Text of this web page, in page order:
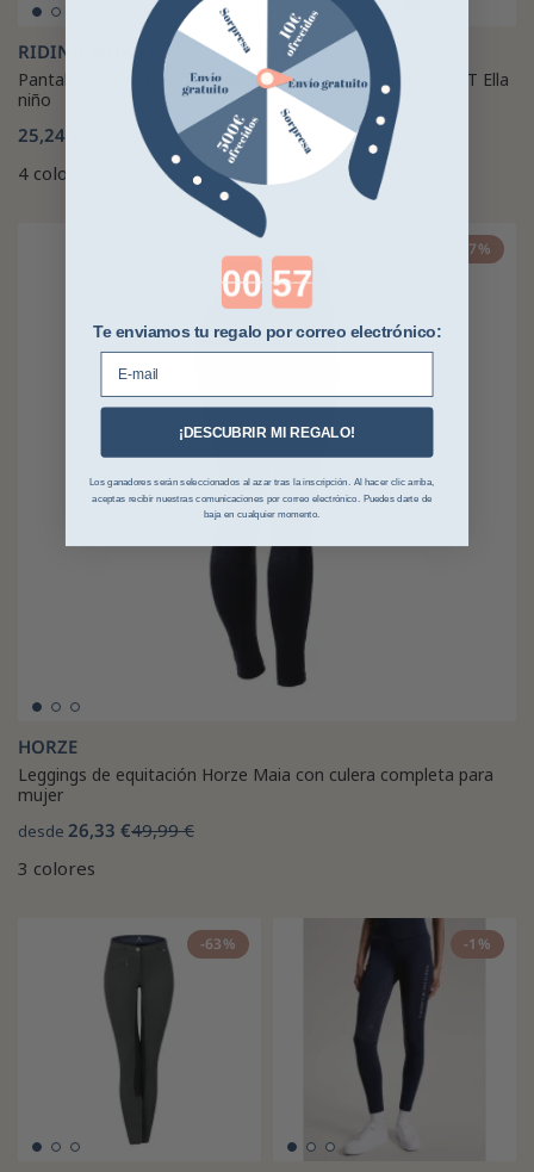
RIDING WORLD
Pantalón Riding World Agadir
niño
25,24 €
29,99 €
4 colores
ELT
Legging de equitación ELT Ella
desde37,57 € 49,95 €
6 colores
-47%
HORZE
Leggings de equitación Horze Maia con culera completa para
mujer
desde 26,33 €49,99 €
3 colores
-63% -1%
Countdown ends in:
Te enviamos tu regalo por correo electrónico:
¡DESCUBRIR MI REGALO!
Los ganadores serán seleccionados al azar tras la inscripción. Al hacer clic arriba,
aceptas recibir nuestras comunicaciones por correo electrónico. Puedes darte de
baja en cualquier momento.